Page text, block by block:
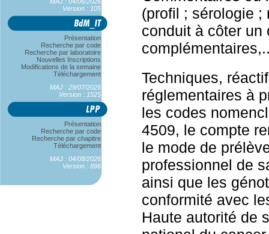
Version : 105
Présentation
Recherche par code
Recherche par laboratoire
Nouvelles Inscriptions
Modifications de la semaine
Téléchargement
MAJ : 29/07/2026
Version : 1525
Présentation
Recherche par code
Recherche par chapitre
Téléchargement
MAJ : 04/08/2026
Version : 896
(profil ; sérologie ;
conduit à côter un
Techniques,
réglementaires à
les codes
4509, le compte
le mode de
professionnel de
ainsi que les
conformité avec
Haute autorité de